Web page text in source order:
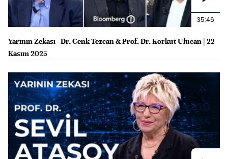
35:46
Yarının Zekası - Dr. Cenk Tezcan & Prof. Dr. Korkut Ulucan | 22
Kasım 2025